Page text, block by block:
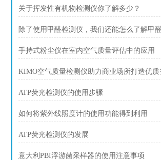
关于挥发性有机物检测仪你了解多少？
除了使用甲醛检测仪，我们还能怎么了解甲
手持式粉尘仪在室内空气质量评估中的应用
KIMO空气质量检测仪助力商业场所打造优
ATP荧光检测仪的使用步骤
如何将紫外线照度计的使用功能得到利用
ATP荧光检测仪的发展
意大利PBI浮游菌采样器的使用注意事项